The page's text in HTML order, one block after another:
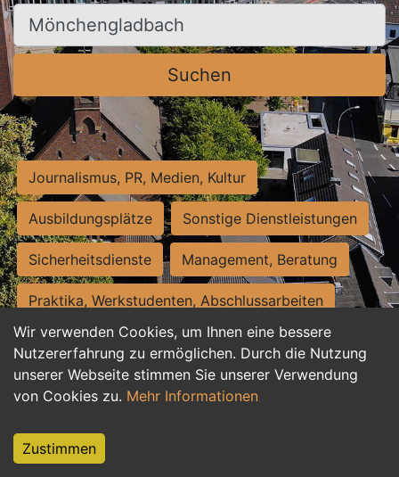
Wir verwenden Cookies, um Ihnen eine bessere
Nutzererfahrung zu ermöglichen. Durch die Nutzung
unserer Webseite stimmen Sie unserer Verwendung
von Cookies zu. Mehr Informationen
Zustimmen
Ort, Stadt
Suchen
Journalismus, PR, Medien, Kultur
Ausbildungsplätze Sonstige Dienstleistungen
Sicherheitsdienste Management, Beratung
Praktika, Werkstudenten, Abschlussarbeiten
Personalwesen Assistenz, Sekretariat
Hilfskräfte, Aushilfs- und Nebenjobs
Weiterbildung, Studium, duale Ausbildung